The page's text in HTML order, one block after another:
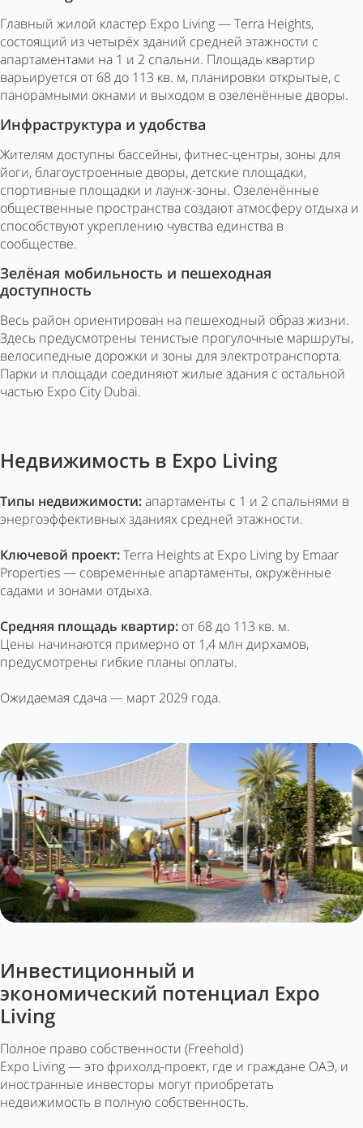
Главный жилой кластер Expo Living — Terra Heights,
состоящий из четырёх зданий средней этажности с
апартаментами на 1 и 2 спальни. Площадь квартир
варьируется от 68 до 113 кв. м, планировки открытые, с
панорамными окнами и выходом в озеленённые дворы.
Инфраструктура и удобства
Жителям доступны бассейны, фитнес-центры, зоны для
йоги, благоустроенные дворы, детские площадки,
спортивные площадки и лаунж-зоны. Озеленённые
общественные пространства создают атмосферу отдыха и
способствуют укреплению чувства единства в
сообществе.
Зелёная мобильность и пешеходная
доступность
Весь район ориентирован на пешеходный образ жизни.
Здесь предусмотрены тенистые прогулочные маршруты,
велосипедные дорожки и зоны для электротранспорта.
Парки и площади соединяют жилые здания с остальной
частью Expo City Dubai.
Недвижимость в Expo Living
Типы недвижимости:апартаменты с 1 и 2 спальнями в
энергоэффективных зданиях средней этажности.
Ключевой проект:Terra Heights at Expo Living by Emaar
Properties — современные апартаменты, окружённые
садами и зонами отдыха.
Средняя площадь квартир: от 68 до 113 кв. м.
Цены начинаются примерно от 1,4 млн дирхамов,
предусмотрены гибкие планы оплаты.
Ожидаемая сдача — март 2029 года.
Инвестиционный и
экономический потенциал Expo
Living
Полное право собственности (Freehold)
Expo Living — это фрихолд-проект, где и граждане ОАЭ, и
иностранные инвесторы могут приобретать
недвижимость в полную собственность.